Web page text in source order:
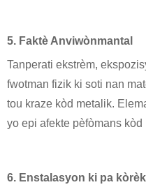
5. Faktè Anviwònmantal
Tanperati ekstrèm,
fwotman fizik ki soti nan
tou kraze kòd metalik.
yo epi afekte pèfòmans kòd
6. Enstalasyon ki pa kòrèk